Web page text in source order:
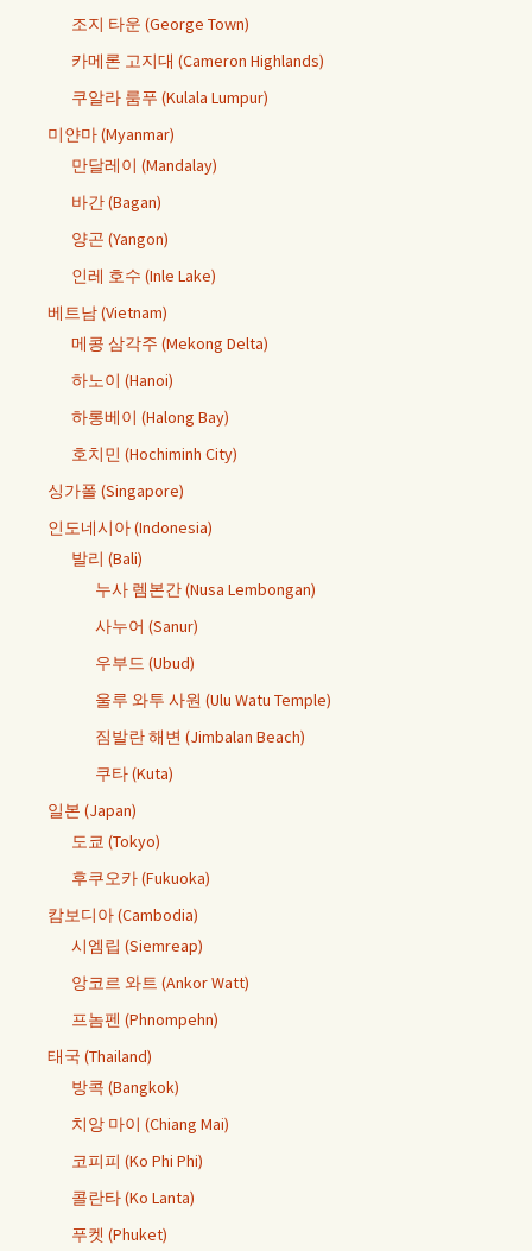
조지 타운 (George Town)
카메론 고지대 (Cameron Highlands)
쿠알라 룸푸 (Kulala Lumpur)
미얀마 (Myanmar)
만달레이 (Mandalay)
바간 (Bagan)
양곤 (Yangon)
인레 호수 (Inle Lake)
베트남 (Vietnam)
메콩 삼각주 (Mekong Delta)
하노이 (Hanoi)
하롱베이 (Halong Bay)
호치민 (Hochiminh City)
싱가폴 (Singapore)
인도네시아 (Indonesia)
발리 (Bali)
누사 렘본간 (Nusa Lembongan)
사누어 (Sanur)
우부드 (Ubud)
울루 와투 사원 (Ulu Watu Temple)
짐발란 해변 (Jimbalan Beach)
쿠타 (Kuta)
일본 (Japan)
도쿄 (Tokyo)
후쿠오카 (Fukuoka)
캄보디아 (Cambodia)
시엠립 (Siemreap)
앙코르 와트 (Ankor Watt)
프놈펜 (Phnompehn)
태국 (Thailand)
방콕 (Bangkok)
치앙 마이 (Chiang Mai)
코피피 (Ko Phi Phi)
콜란타 (Ko Lanta)
푸켓 (Phuket)